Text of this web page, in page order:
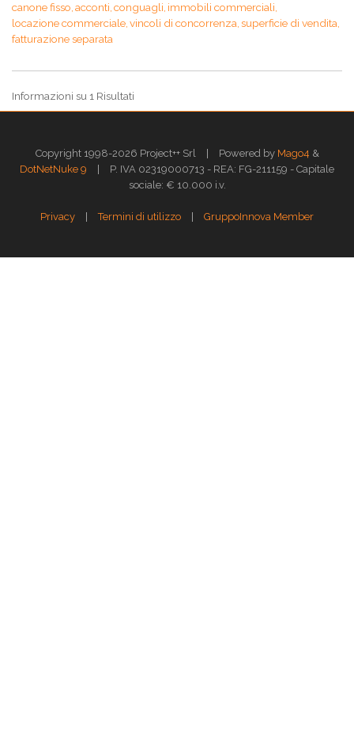
canone fisso, acconti, conguagli, immobili commerciali,
locazione commerciale, vincoli di concorrenza, superficie di vendita,
fatturazione separata
Informazioni su 1 Risultati
Copyright 1998-2026 Project++ Srl | Powered by Mago4 &
DotNetNuke 9
|
P. IVA 02319000713 - REA: FG-211159 - Capitale
sociale: € 10.000 i.v.
Privacy | Termini di utilizzo | GruppoInnova Member